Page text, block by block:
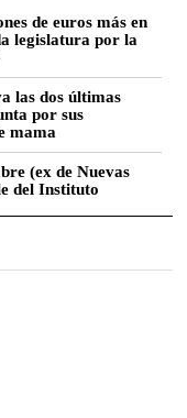
de euros más en
legislatura por la
las dos últimas
por sus
mama
(ex de Nuevas
del Instituto